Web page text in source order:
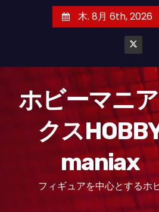
木. 8月 6th, 2026
ホビーマニ
クス
maniax
フィギュアを中心とするホ